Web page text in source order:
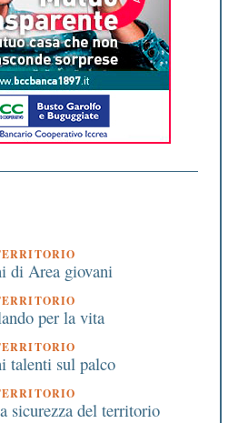
di Area giovani
per la vita
talenti sul palco
sicurezza del territorio